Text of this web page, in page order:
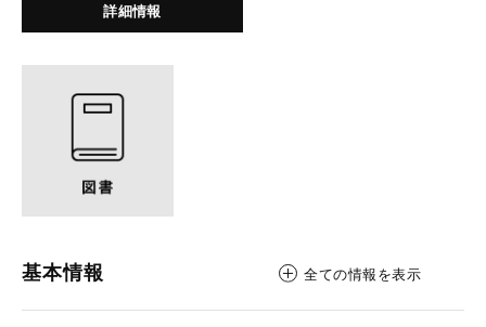
詳細情報
基本情報 全ての情報を表示